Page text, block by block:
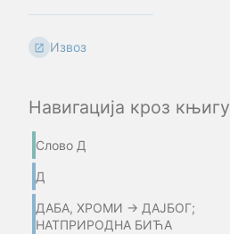
Извоз
Навигација кроз књигу
Слово Д
Д
ДАБА, ХРОМИ → ДАЈБОГ;
НАТПРИРОДНА БИЋА